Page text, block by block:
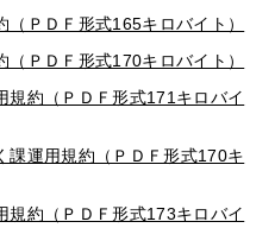
（ＰＤＦ形式165キロバイト）
（ＰＤＦ形式170キロバイト）
規約（ＰＤＦ形式171キロバイ
課運用規約（ＰＤＦ形式170キ
規約（ＰＤＦ形式173キロバイ